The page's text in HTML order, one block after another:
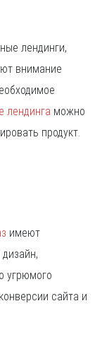
лендинги,
внимание
лендинга можно
продукт.
имеют
угрюмого
сайта и